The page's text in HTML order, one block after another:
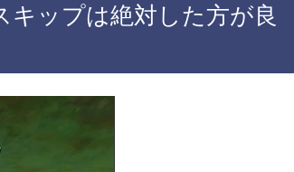
ップは絶対した方が良